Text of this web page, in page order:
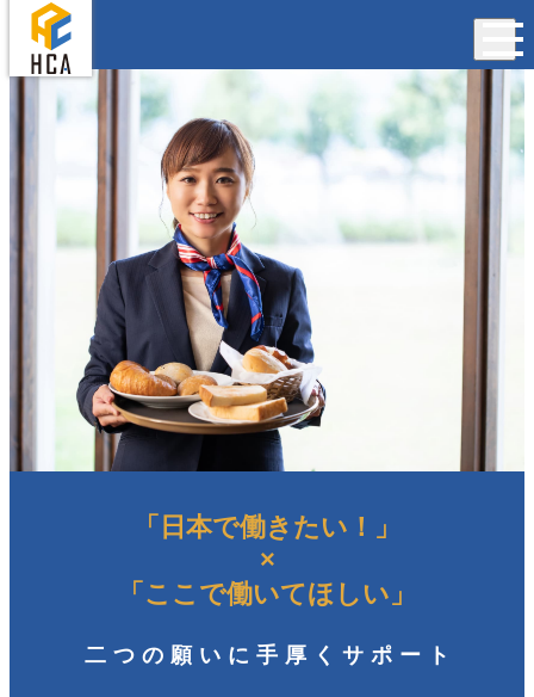
「日本で働きたい！」
×
「ここで働いてほしい」
二つの願いに手厚くサポート